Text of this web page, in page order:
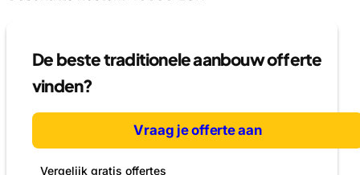
De beste traditionele aanbouw offerte
vinden?
Vraag je offerte aan
Vergelijk gratis offertes